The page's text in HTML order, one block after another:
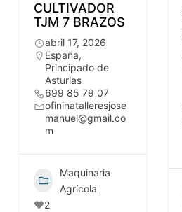
CULTIVADOR
TJM 7 BRAZOS
abril 17, 2026
España,
Principado de
Asturias
699 85 79 07
ofininatalleresjose
manuel@gmail.co
m
Maquinaria
Agrícola
2